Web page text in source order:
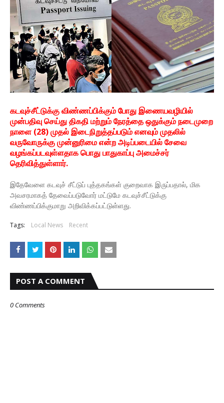
கடவுச்சீட்டுக்கு விண்ணப்பிக்கும் போது இணையவழியில்
முன்பதிவு செய்து திகதி மற்றும் நேரத்தை ஒதுக்கும் நடைமுறை
நாளை (28) முதல் இடைநிறுத்தப்படும் எனவும் முதலில்
வருவோருக்கு முன்னுரிமை என்ற அடிப்படையில் சேவை
வழங்கப்படவுள்ளதாக பொது பாதுகாப்பு அமைச்சர்
தெரிவித்துள்ளார்.
இதேவேளை கடவுச் சீட்டுப் புத்தகங்கள் குறைவாக இருப்பதால், மிக
அவசரமாகத் தேவைப்படுவோர் மட்டுமே கடவுச்சீட்டுக்கு
விண்ணப்பிக்குமாறு அறிவிக்கப்பட்டுள்ளது.
Tags: Local News Recent
POST A COMMENT
0 Comments